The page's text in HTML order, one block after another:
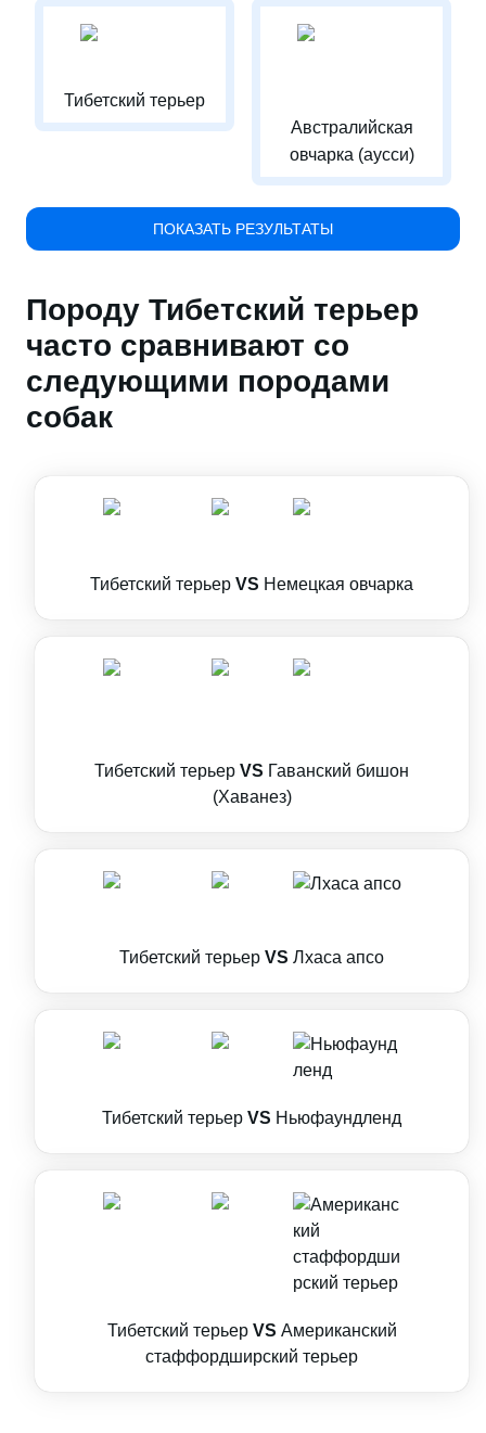
Тибетский терьер
Австралийская
овчарка (аусси)
ПОКАЗАТЬ РЕЗУЛЬТАТЫ
Породу Тибетский терьер
часто сравнивают со
следующими породами
собак
Тибетский терьер VS Немецкая овчарка
Тибетский терьер VS Гаванский бишон
(Хаванез)
Тибетский терьер VS Лхаса апсо
Тибетский терьер VS Ньюфаундленд
Тибетский терьер VS Американский
стаффордширский терьер